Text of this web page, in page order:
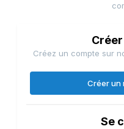
Créez un compte sur
Créer un
Se